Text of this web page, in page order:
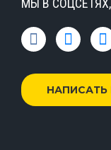
МЫ В
НАПИСАТЬ